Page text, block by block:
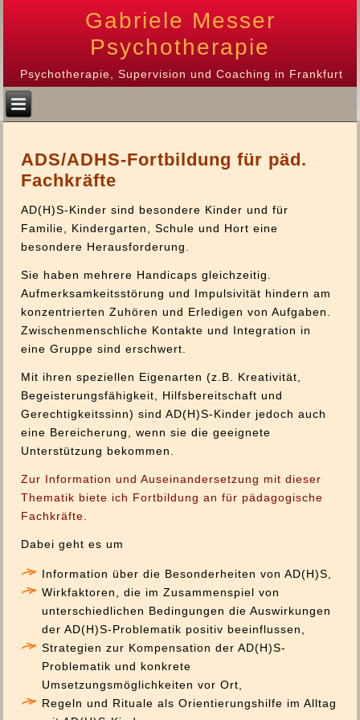
Gabriele Messer
Psychotherapie
Psychotherapie, Supervision und Coaching in Frankfurt
ADS/ADHS-Fortbildung für päd.
Fachkräfte
AD(H)S-Kinder sind besondere Kinder und für
Familie, Kindergarten, Schule und Hort eine
besondere Herausforderung.
Sie haben mehrere Handicaps gleichzeitig.
Aufmerksamkeitsstörung und Impulsivität hindern am
konzentrierten Zuhören und Erledigen von Aufgaben.
Zwischenmenschliche Kontakte und Integration in
eine Gruppe sind erschwert.
Mit ihren speziellen Eigenarten (z.B. Kreativität,
Begeisterungsfähigkeit, Hilfsbereitschaft und
Gerechtigkeitssinn) sind AD(H)S-Kinder jedoch auch
eine Bereicherung, wenn sie die geeignete
Unterstützung bekommen.
Zur Information und Auseinandersetzung mit dieser
Thematik biete ich Fortbildung an für pädagogische
Fachkräfte.
Dabei geht es um
Information über die Besonderheiten von AD(H)S,
Wirkfaktoren, die im Zusammenspiel von
unterschiedlichen Bedingungen die Auswirkungen
der AD(H)S-Problematik positiv beeinflussen,
Strategien zur Kompensation der AD(H)S-
Problematik und konkrete
Umsetzungsmöglichkeiten vor Ort,
Regeln und Rituale als Orientierungshilfe im Alltag